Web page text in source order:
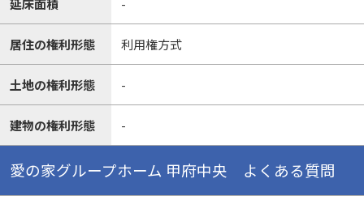
延床面積 -
居住の権利形態 利用権方式
土地の権利形態 -
建物の権利形態 -
愛の家グループホーム 甲府中央 よくある質問